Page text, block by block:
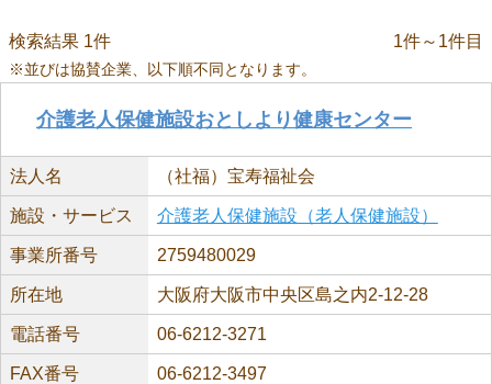
検索結果 1件 1件～1件目
※並びは協賛企業、以下順不同となります。
介護老人保健施設おとしより健康センター
法人名 （社福）宝寿福祉会
施設・サービス 介護老人保健施設（老人保健施設）
事業所番号 2759480029
所在地 大阪府大阪市中央区島之内2-12-28
電話番号 06-6212-3271
FAX番号 06-6212-3497